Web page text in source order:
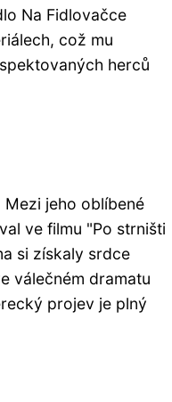
Na Fidlovačce
což mu
herců
jeho oblíbené
ve filmu "Po strništi
si získaly srdce
válečném dramatu
projev je plný